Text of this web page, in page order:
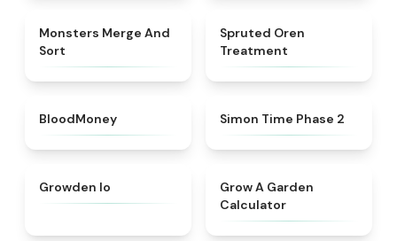
★ 4.7
Monsters Merge And
Sort
Spruted Oren
Treatment
BloodMoney ★4.6
Simon Time Phase 2
Growden Io
Grow A Garden
Calculator